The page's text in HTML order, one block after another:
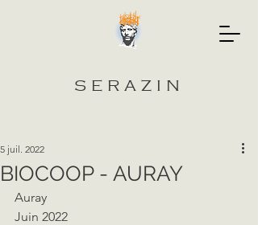
SERAZIN
BIOCOOP - AURAY
5 juil. 2022
Auray
Juin 2022